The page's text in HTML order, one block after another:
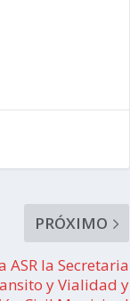
PRÓXIMO
ASR la Secretaria
y Vialidad y